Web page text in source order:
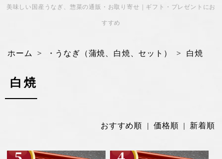
美味しい国産うなぎ、惣菜の通販・お取り寄せ｜ギフト・プレゼントにお
すすめ
ホーム > ・うなぎ（蒲焼、白焼、セット） > 白焼
白焼
おすすめ順 | 価格順 | 新着順